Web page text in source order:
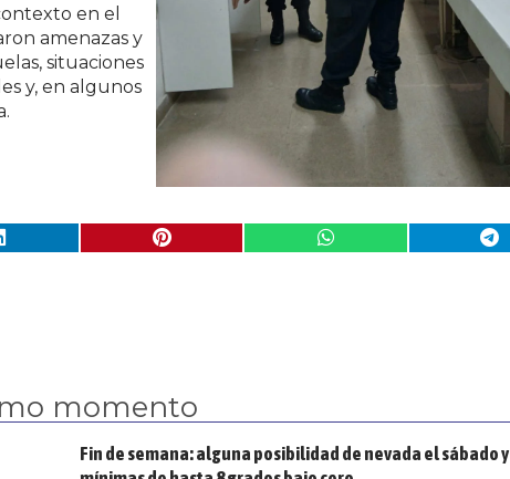
en el
amenazas y
situaciones
y, en algunos
momento
Fin de semana: alguna posibilidad de nevada el sábado y